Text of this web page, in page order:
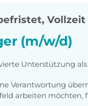
Vollzeit
(m/w/d)
Unterstützung
Verantwortung
arbeiten möchten,